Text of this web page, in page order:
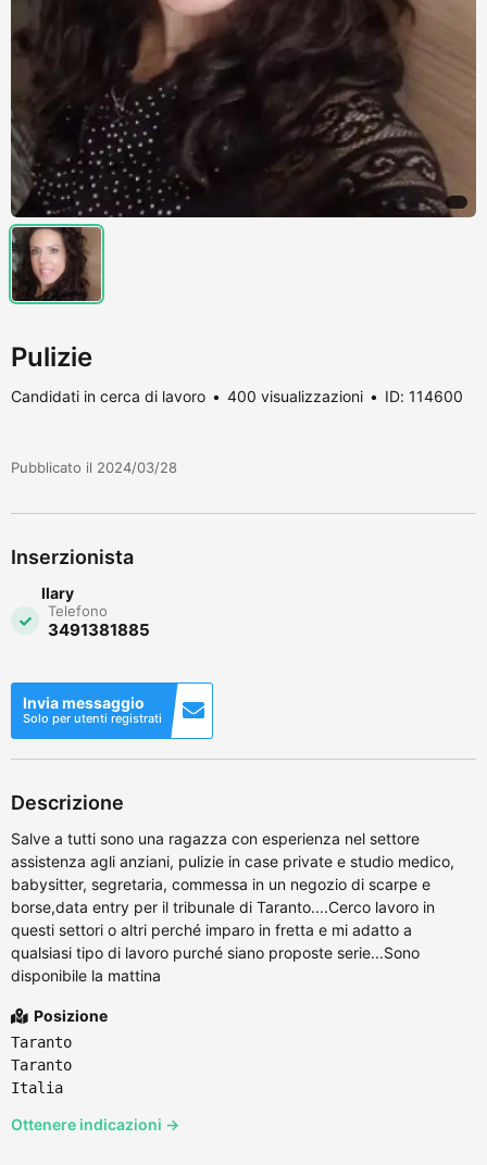
Pulizie
Candidati in cerca di lavoro 400 visualizzazioni ID: 114600
Pubblicato il 2024/03/28
Inserzionista
Ilary
Telefono
3491381885
Invia messaggio
Solo per utenti registrati
Descrizione
Salve a tutti sono una ragazza con esperienza nel settore
assistenza agli anziani, pulizie in case private e studio medico,
babysitter, segretaria, commessa in un negozio di scarpe e
borse,data entry per il tribunale di Taranto....Cerco lavoro in
questi settori o altri perché imparo in fretta e mi adatto a
qualsiasi tipo di lavoro purché siano proposte serie...Sono
disponibile la mattina
Posizione
Taranto
Taranto
Italia
Ottenere indicazioni →